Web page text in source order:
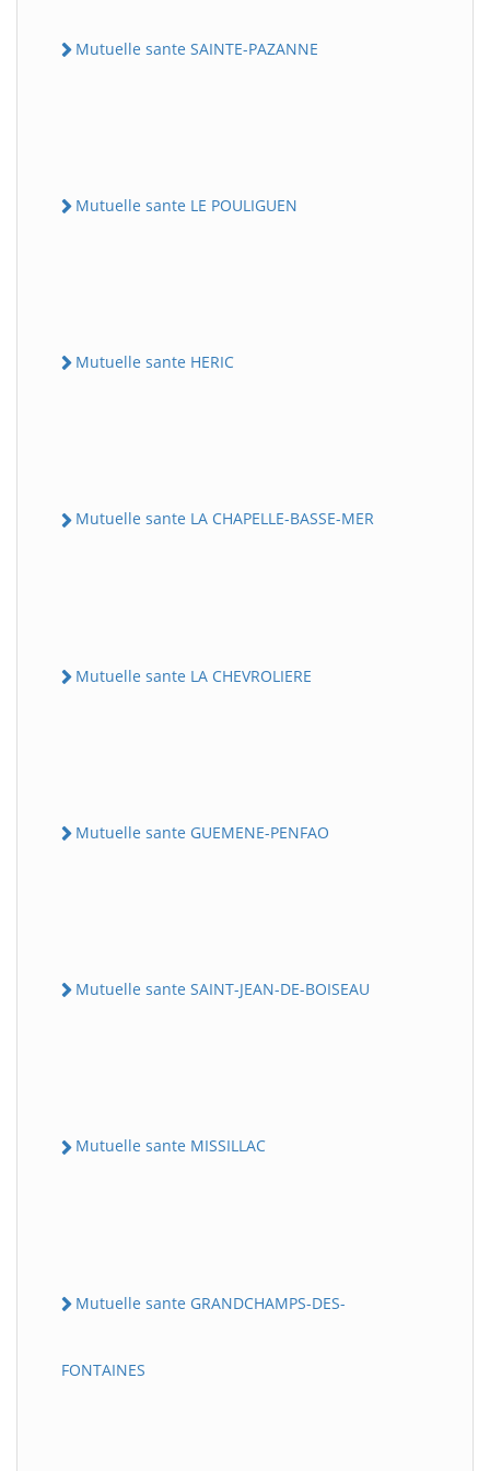
Mutuelle sante SAINTE-PAZANNE
Mutuelle sante LE POULIGUEN
Mutuelle sante HERIC
Mutuelle sante LA CHAPELLE-BASSE-MER
Mutuelle sante LA CHEVROLIERE
Mutuelle sante GUEMENE-PENFAO
Mutuelle sante SAINT-JEAN-DE-BOISEAU
Mutuelle sante MISSILLAC
Mutuelle sante GRANDCHAMPS-DES-
FONTAINES